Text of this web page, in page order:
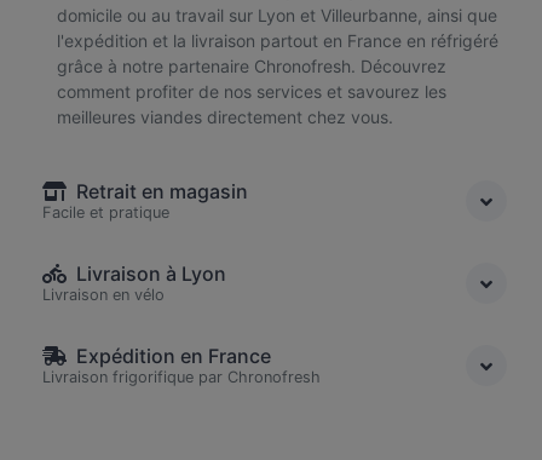
domicile ou au travail sur Lyon et Villeurbanne, ainsi que
l'expédition et la livraison partout en France en réfrigéré
grâce à notre partenaire Chronofresh. Découvrez
comment profiter de nos services et savourez les
meilleures viandes directement chez vous.
Retrait en magasin
Facile et pratique
Livraison à Lyon
Livraison en vélo
Expédition en France
Livraison frigorifique par Chronofresh